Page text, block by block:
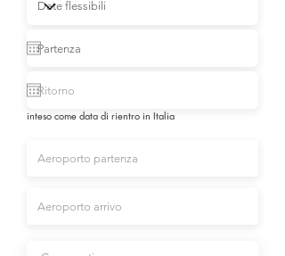
inteso come data di rientro in Italia